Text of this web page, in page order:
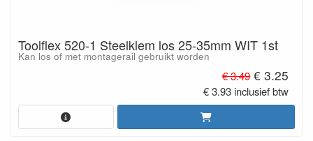
Toolflex 520-1 Steelklem los 25-35mm WIT 1st
Kan los of met montagerail gebruikt worden
€ 3.49€ 3.25
€ 3.93 inclusief btw